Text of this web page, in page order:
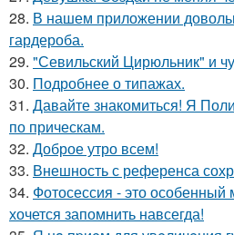
28. В нашем приложении
гардероба.
29. "Севильский Цирюльник" и
30. Подробнее о типажах.
31. Давайте знакомиться! Я
по прическам.
32. Доброе утро всем!
33. Внешность с референса
34. Фотосессия - это особенный
хочется запомнить навсегда!